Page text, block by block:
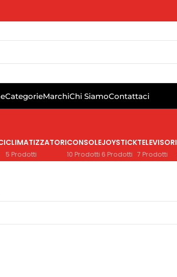
CategorieMarchiChi SiamoContattaci
CLIMATIZZATORI
5 Prodotti
CONSOLE
10 Prodotti
JOYSTICK
6 Prodotti
TELEVISORI
7 Prodotti